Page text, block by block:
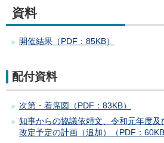
資料
開催結果（PDF：85KB）
配付資料
次第・着席図（PDF：83KB）
知事からの協議依頼文、令和元年度及
改定予定の計画（追加）（PDF：60KB